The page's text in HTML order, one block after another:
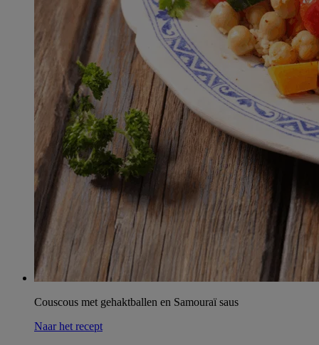
Couscous met gehaktballen en Samouraï saus
Naar het recept